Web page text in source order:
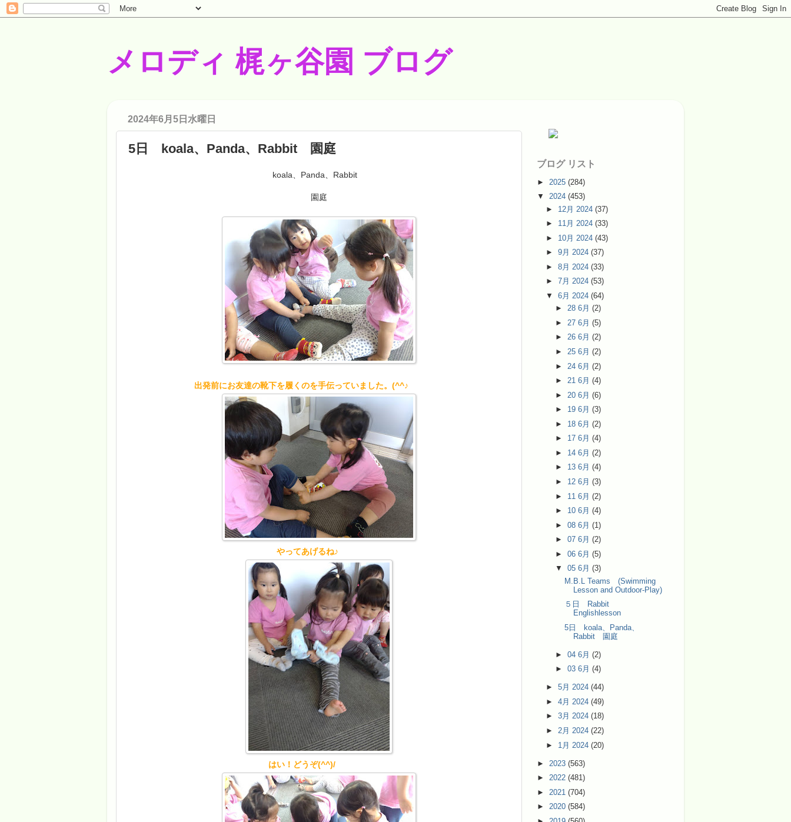
メロディ 梶ヶ谷園 ブログ
2024年6月5日水曜日
5日 koala、Panda、Rabbit 園庭
koala、Panda、Rabbit
園庭
出発前にお友達の靴下を履くのを手伝っていました。(^^♪
やってあげるね♪
はい！どうぞ(^^)/
ブログ リスト
► 2025 (284)
▼ 2024 (453)
► 12月 2024(37)
► 11月 2024(33)
► 10月 2024(43)
►9月 2024(37)
►8月 2024(33)
►7月 2024(53)
▼6月 2024(64)
► 28 6月 (2)
► 27 6月 (5)
► 26 6月 (2)
► 25 6月 (2)
► 24 6月 (2)
► 21 6月 (4)
► 20 6月 (6)
► 19 6月 (3)
► 18 6月 (2)
► 17 6月 (4)
► 14 6月 (2)
► 13 6月 (4)
► 12 6月 (3)
► 11 6月 (2)
► 10 6月 (4)
► 08 6月 (1)
► 07 6月 (2)
► 06 6月 (5)
▼ 05 6月 (3)
M.B.L Teams (Swimming
Lesson and Outdoor-Play)
５日 Rabbit
Englishlesson
5日 koala、Panda、
Rabbit 園庭
► 04 6月 (2)
► 03 6月 (4)
►5月 2024(44)
►4月 2024(49)
►3月 2024(18)
►2月 2024(22)
► 1月 2024(20)
► 2023 (563)
► 2022 (481)
► 2021 (704)
► 2020 (584)